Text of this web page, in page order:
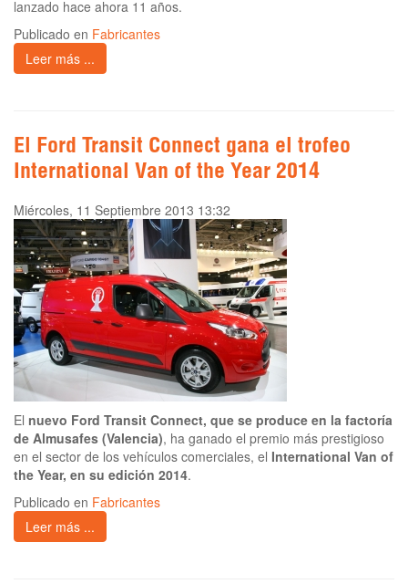
lanzado hace ahora 11 años.
Publicado en Fabricantes
Leer más ...
El Ford Transit Connect gana el trofeo
International Van of the Year 2014
Miércoles, 11 Septiembre 2013 13:32
El nuevo Ford Transit Connect, que se produce en la factoría
de Almusafes (Valencia), ha ganado el premio más prestigioso
en el sector de los vehículos comerciales, el International Van of
the Year, en su edición 2014.
Publicado en Fabricantes
Leer más ...